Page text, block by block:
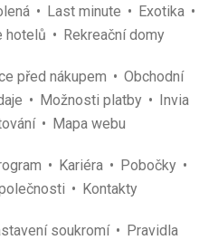
Last minute
Exotika
hotelů Rekreační domy
před nákupem
Obchodní
Možnosti platby
Invia
Mapa webu
Kariéra
Pobočky
Kontakty
soukromí
Pravidla